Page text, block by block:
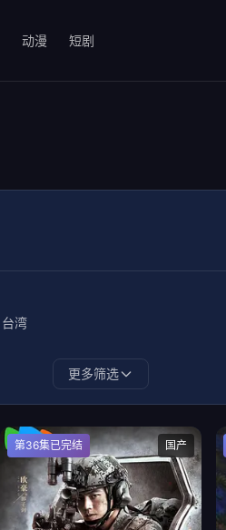
动漫 短剧
台湾
更多筛选
国产
第36集已完结